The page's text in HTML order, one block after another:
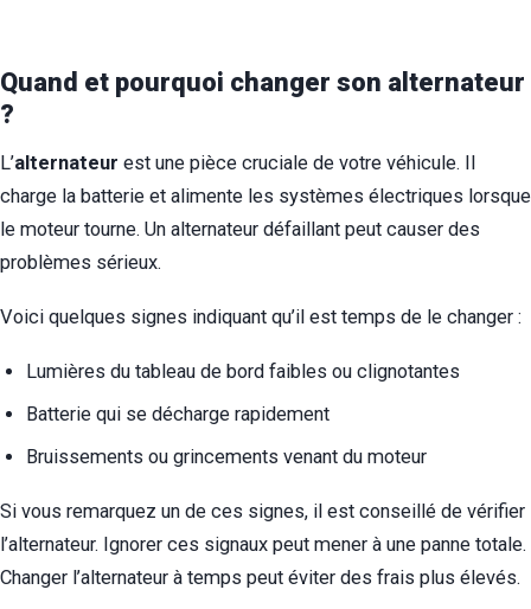
Quand et pourquoi changer son alternateur
?
L’alternateur est une pièce cruciale de votre véhicule. Il
charge la batterie et alimente les systèmes électriques lorsque
le moteur tourne. Un alternateur défaillant peut causer des
problèmes sérieux.
Voici quelques signes indiquant qu’il est temps de le changer :
Lumières du tableau de bord faibles ou clignotantes
Batterie qui se décharge rapidement
Bruissements ou grincements venant du moteur
Si vous remarquez un de ces signes, il est conseillé de vérifier
l’alternateur. Ignorer ces signaux peut mener à une panne totale.
Changer l’alternateur à temps peut éviter des frais plus élevés.